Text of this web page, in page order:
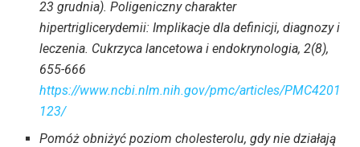
23 grudnia). Poligeniczny charakter
hipertriglicerydemii: Implikacje dla definicji, diagnozy i
leczenia. Cukrzyca lancetowa i endokrynologia, 2(8),
655-666
https://www.ncbi.nlm.nih.gov/pmc/articles/PMC4201
123/
Pomóż obniżyć poziom cholesterolu, gdy nie działają